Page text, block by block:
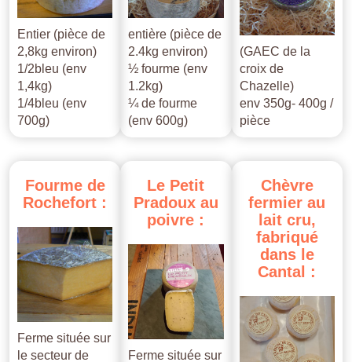
Entier (pièce de
2,8kg environ)
1/2bleu (env
1,4kg)
1/4bleu (env
700g)
entière (pièce de
2.4kg environ)
½ fourme (env
1.2kg)
¼ de fourme
(env 600g)
(GAEC de la
croix de
Chazelle)
env 350g- 400g /
pièce
Fourme de
Rochefort :
Ferme située sur
le secteur de
Le Petit
Pradoux au
poivre :
Ferme située sur
Chèvre
fermier au
lait cru,
fabriqué
dans le
Cantal :